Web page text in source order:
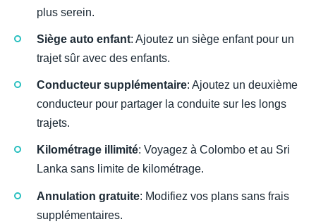
plus serein.
Siège auto enfant: Ajoutez un siège enfant pour un
trajet sûr avec des enfants.
Conducteur supplémentaire: Ajoutez un deuxième
conducteur pour partager la conduite sur les longs
trajets.
Kilométrage illimité: Voyagez à Colombo et au Sri
Lanka sans limite de kilométrage.
Annulation gratuite: Modifiez vos plans sans frais
supplémentaires.